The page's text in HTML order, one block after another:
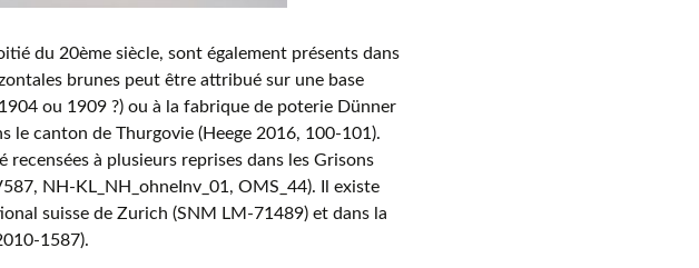
du 20ème siècle, sont également présents dans
brunes peut être attribué sur une base
ou 1909 ?) ou à la fabrique de poterie Dünner
le canton de Thurgovie (Heege 2016, 100-101).
à plusieurs reprises dans les Grisons
NH-KL_NH_ohneInv_01, OMS_44). Il existe
suisse de Zurich (SNM LM-71489) et dans la
1587).